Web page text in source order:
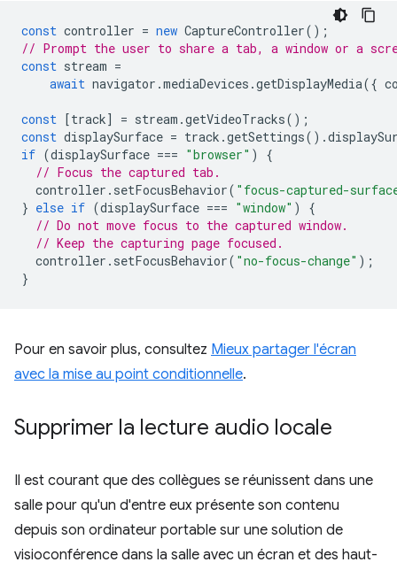
const controller = new CaptureController();
// Prompt the user to share a tab, a window or a
const stream =
await navigator .mediaDevices .getDisplayMedia({
const [track] = stream .getVideoTracks();
const displaySurface = track .getSettings().
if (displaySurface === "browser" )
{
// Focus the captured tab.
controller . setFocusBehavior( "focus-captured-
} else if (displaySurface === "window" )
{
// Do not move focus to the captured window.
// Keep the capturing page focused.
controller . setFocusBehavior( "no-focus-change" );
}
Pour en savoir plus, consultez Mieux partager l'écran
avec la mise au point conditionnelle.
Supprimer la lecture audio locale
Il est courant que des collègues se réunissent dans une
salle pour qu'un d'entre eux présente son contenu
depuis son ordinateur portable sur une solution de
visioconférence dans la salle avec un écran et des haut-